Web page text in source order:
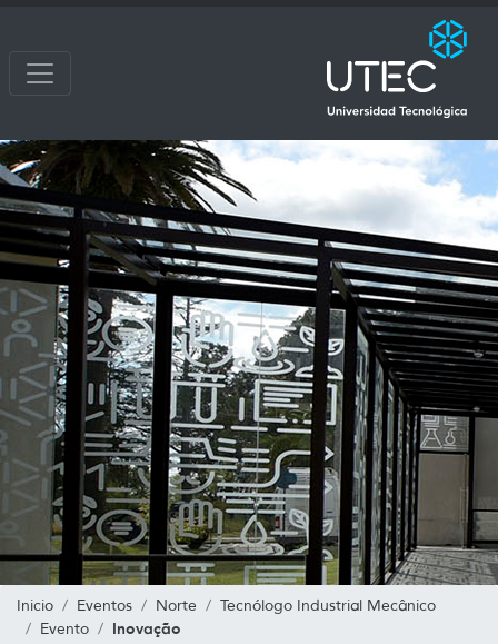
Inicio Eventos Norte
Tecnólogo Industrial Mecânico
Evento
Inovação